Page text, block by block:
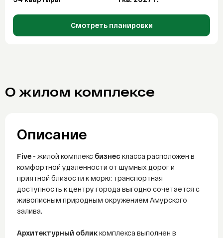
О компании
О компании
Смотреть планировки
О жилом комплексе
Описание
Five - жилой комплекс бизнес класса расположен в
комфортной удаленности от шумных дорог и
приятной близости к морю: транспортная
доступность к центру города выгодно сочетается с
живописным природным окружением Амурского
залива.
Архитектурный обликкомплекса выполнен в